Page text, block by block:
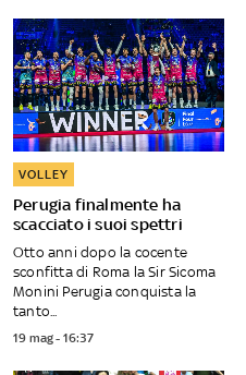
Perugia finalmente ha
scacciato i suoi spettri
VOLLEY
Otto anni dopo la cocente
sconfitta di Roma la Sir Sicoma
Monini Perugia conquista la
tanto...
19 mag - 16:37